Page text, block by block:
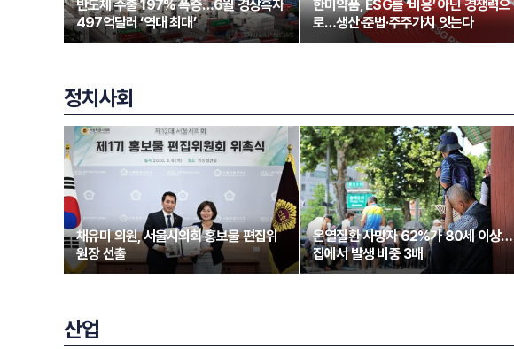
반도체 수출 197% 폭증…6월 경상흑자
497억달러 ‘역대 최대’
한미약품, ESG를 ‘비용’ 아닌 경쟁력으
로…생산·준법·주주가치 잇는다
정치사회
채유미 의원, 서울시의회 홍보물 편집위
원장 선출
온열질환 사망자 62%가 80세 이상…
집에서 발생 비중 3배
산업